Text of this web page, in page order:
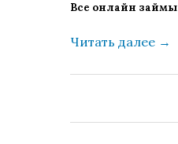
Все онлайн займы
Читать далее →